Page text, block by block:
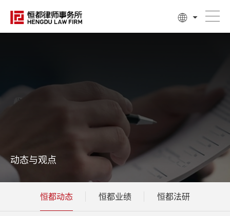
动态与观点
恒都动态 恒都业绩 恒都法研